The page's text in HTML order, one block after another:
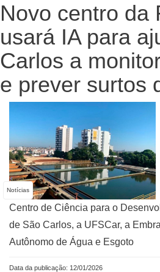
Novo centro da
usará IA para
Carlos a
e prever surtos
Notícias
Centro de Ciência para o
de São Carlos, a UFSCar, a
Autônomo de Água e Esgoto
Data da publicação: 12/01/2026